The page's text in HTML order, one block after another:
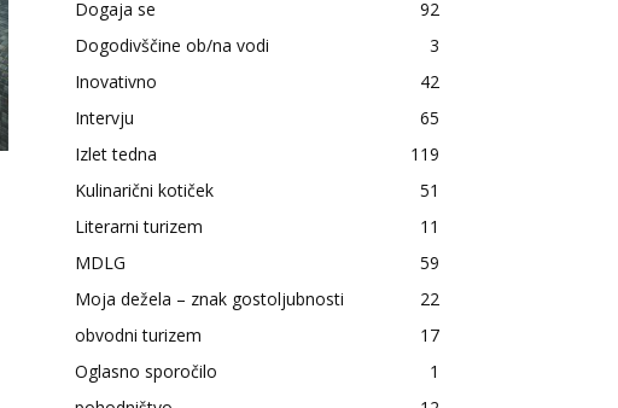
Dogaja se
92
Dogodivščine ob/na vodi
3
Inovativno
42
Intervju
65
Izlet tedna
119
Kulinarični kotiček
51
Literarni turizem
11
MDLG
59
Moja dežela – znak gostoljubnosti
22
obvodni turizem
17
Oglasno sporočilo
1